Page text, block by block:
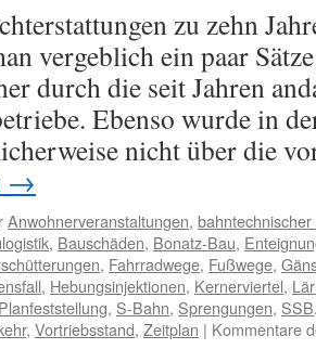
zu zehn
vergeblich ein paar
durch die seit Jahren
Ebenso wurde in
nicht über die
→
Anwohnerveranstaltungen,
, Bauschäden, Bonatz-Bau,
, Fahrradwege, Fußwege,
, Hebungsinjektionen, Kernerviertel,
Planfeststellung, S-Bahn, Sprengungen, SSB
, Vortriebsstand, Zeitplan | Kommentare